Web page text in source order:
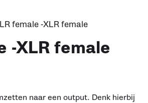
female -XLR female
-XLR female
naar een output. Denk hierbij